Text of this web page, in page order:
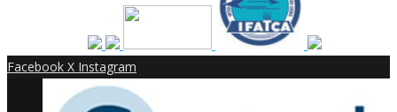
Facebook X Instagram